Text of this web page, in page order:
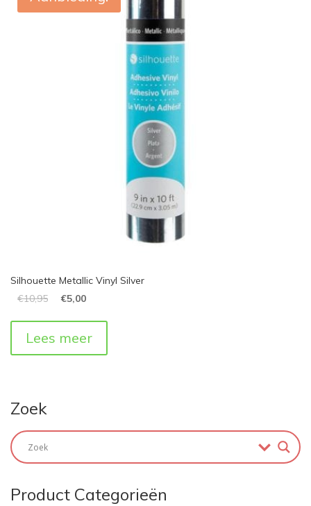
Silhouette Metallic Vinyl Silver
€10,95 €5,00
Lees meer
Zoek
Product Categorieën